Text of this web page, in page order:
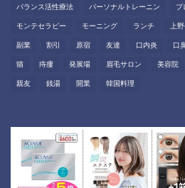
バランス活性療法 パーソナルトレーニン プ
モンテセラピー モーニング ランチ 上
副業 割引 原宿 友達 口内炎 口
猫 痔瘻 発展場 眉毛サロン 美容院
親友 銭湯 開業 韓国料理